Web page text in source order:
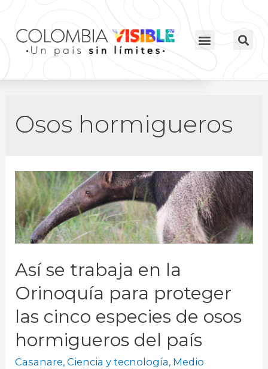
Osos hormigueros
Así se trabaja en la
Orinoquía para proteger
las cinco especies de osos
hormigueros del país
Casanare,Ciencia y tecnología, Medio